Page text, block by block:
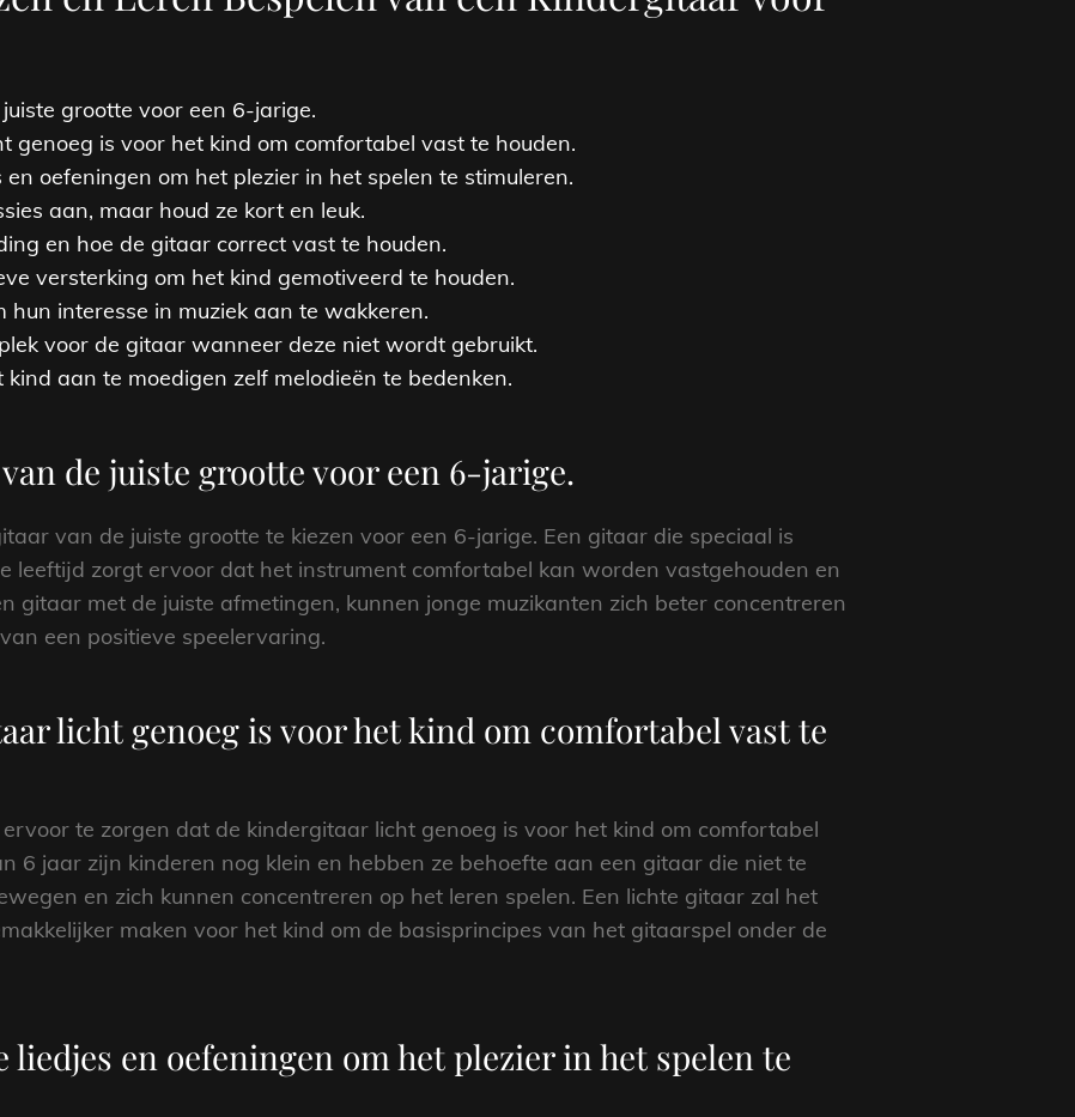
grootte voor een 6-jarige.
genoeg is voor het kind om comfortabel vast te houden.
oefeningen om het plezier in het spelen te stimuleren.
aan, maar houd ze kort en leuk.
en hoe de gitaar correct vast te houden.
versterking om het kind gemotiveerd te houden.
hun interesse in muziek aan te wakkeren.
voor de gitaar wanneer deze niet wordt gebruikt.
aan te moedigen zelf melodieën te bedenken.
de juiste grootte voor een 6-jarige.
van de juiste grootte te kiezen voor een 6-jarige. Een gitaar die speciaal is
leeftijd zorgt ervoor dat het instrument comfortabel kan worden vastgehouden en
gitaar met de juiste afmetingen, kunnen jonge muzikanten zich beter concentreren
een positieve speelervaring.
licht genoeg is voor het kind om comfortabel vast te
te zorgen dat de kindergitaar licht genoeg is voor het kind om comfortabel
6 jaar zijn kinderen nog klein en hebben ze behoefte aan een gitaar die niet te
en zich kunnen concentreren op het leren spelen. Een lichte gitaar zal het
maken voor het kind om de basisprincipes van het gitaarspel onder de
liedjes en oefeningen om het plezier in het spelen te